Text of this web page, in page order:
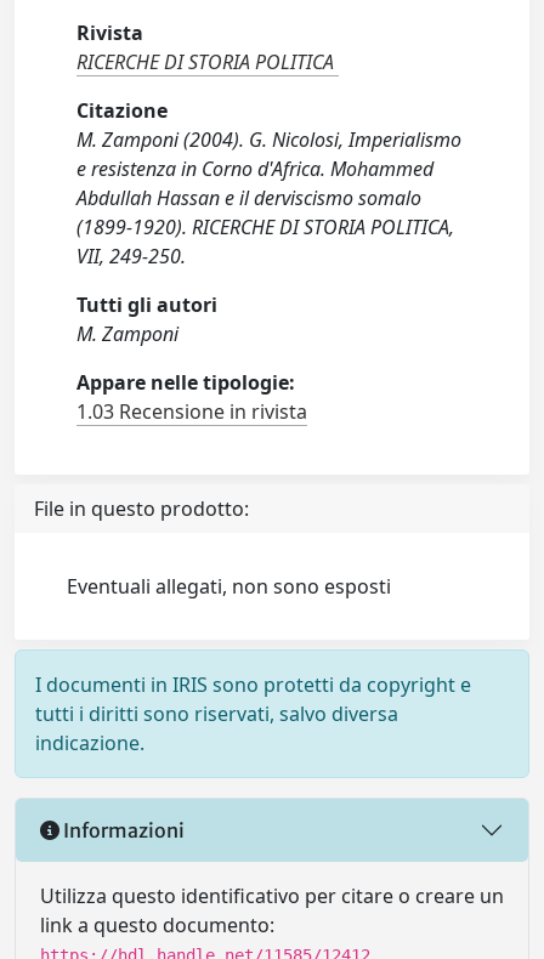
Rivista
RICERCHE DI STORIA POLITICA
Citazione
M. Zamponi (2004). G. Nicolosi, Imperialismo
e resistenza in Corno d'Africa. Mohammed
Abdullah Hassan e il derviscismo somalo
(1899-1920). RICERCHE DI STORIA POLITICA,
VII, 249-250.
Tutti gli autori
M. Zamponi
Appare nelle tipologie:
1.03 Recensione in rivista
File in questo prodotto:
Eventuali allegati, non sono esposti
I documenti in IRIS sono protetti da copyright e
tutti i diritti sono riservati, salvo diversa
indicazione.
Informazioni
Utilizza questo identificativo per citare o creare un
link a questo documento: